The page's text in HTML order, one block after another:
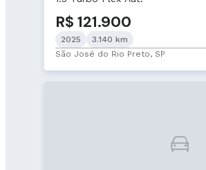
R$ 121.900
2025
3.140 km
São José do Rio Preto, SP